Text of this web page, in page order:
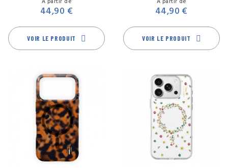
44,90 €
VOIR LE PRODUIT
44,90 €
VOIR LE PRODUIT